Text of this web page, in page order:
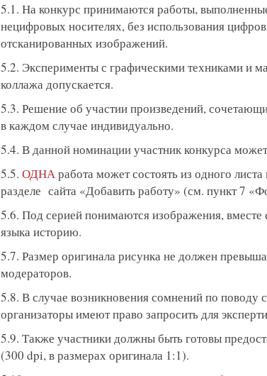
5.1. На конкурс принимаются работы,
нецифровых носителях, без использования
отсканированных изображений.
5.2. Эксперименты с графическими техниками и
коллажа допускается.
5.3. Решение об участии произведений,
в каждом случае индивидуально.
5.4. В данной номинации участник конкурса
5.5. ОДНАработа может состоять из одного
разделе сайта «Добавить работу» (см. пункт 7
5.6. Под серией понимаются изображения,
языка историю.
5.7. Размер оригинала рисунка не должен
модераторов.
5.8. В случае возникновения сомнений по поводу
организаторы имеют право запросить для
5.9. Также участники должны быть готовы
(300 dpi, в размерах оригинала 1:1).